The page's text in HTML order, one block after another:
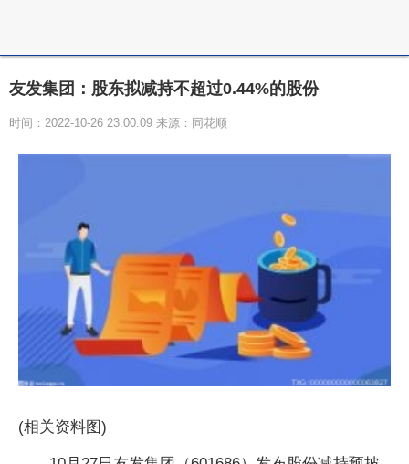
友发集团：股东拟减持不超过0.44%的股份
时间：2022-10-26 23:00:09 来源：同花顺
(相关资料图)